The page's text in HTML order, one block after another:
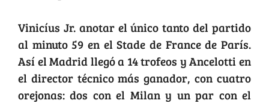
Vinicíus Jr. anotar el único tanto del partido
al minuto 59 en el Stade de France de París.
Así el Madrid llegó a 14 trofeos y Ancelotti en
el director técnico más ganador, con cuatro
orejonas: dos con el Milan y un par con el